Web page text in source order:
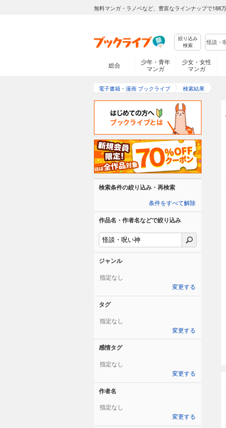
無料マンガ・ラノベなど、豊富なラインナップで188
絞り込み
検索
総合
少年・青年
マンガ
少女・女性
マンガ
電子書籍・漫画 ブックライブ 検索結果
検索条件の絞り込み・再検索
条件をすべて解除
作品名・作者名などで絞り込み
ジャンル
指定なし
変更する
タグ
指定なし
変更する
感情タグ
指定なし
変更する
作者名
指定なし
変更する